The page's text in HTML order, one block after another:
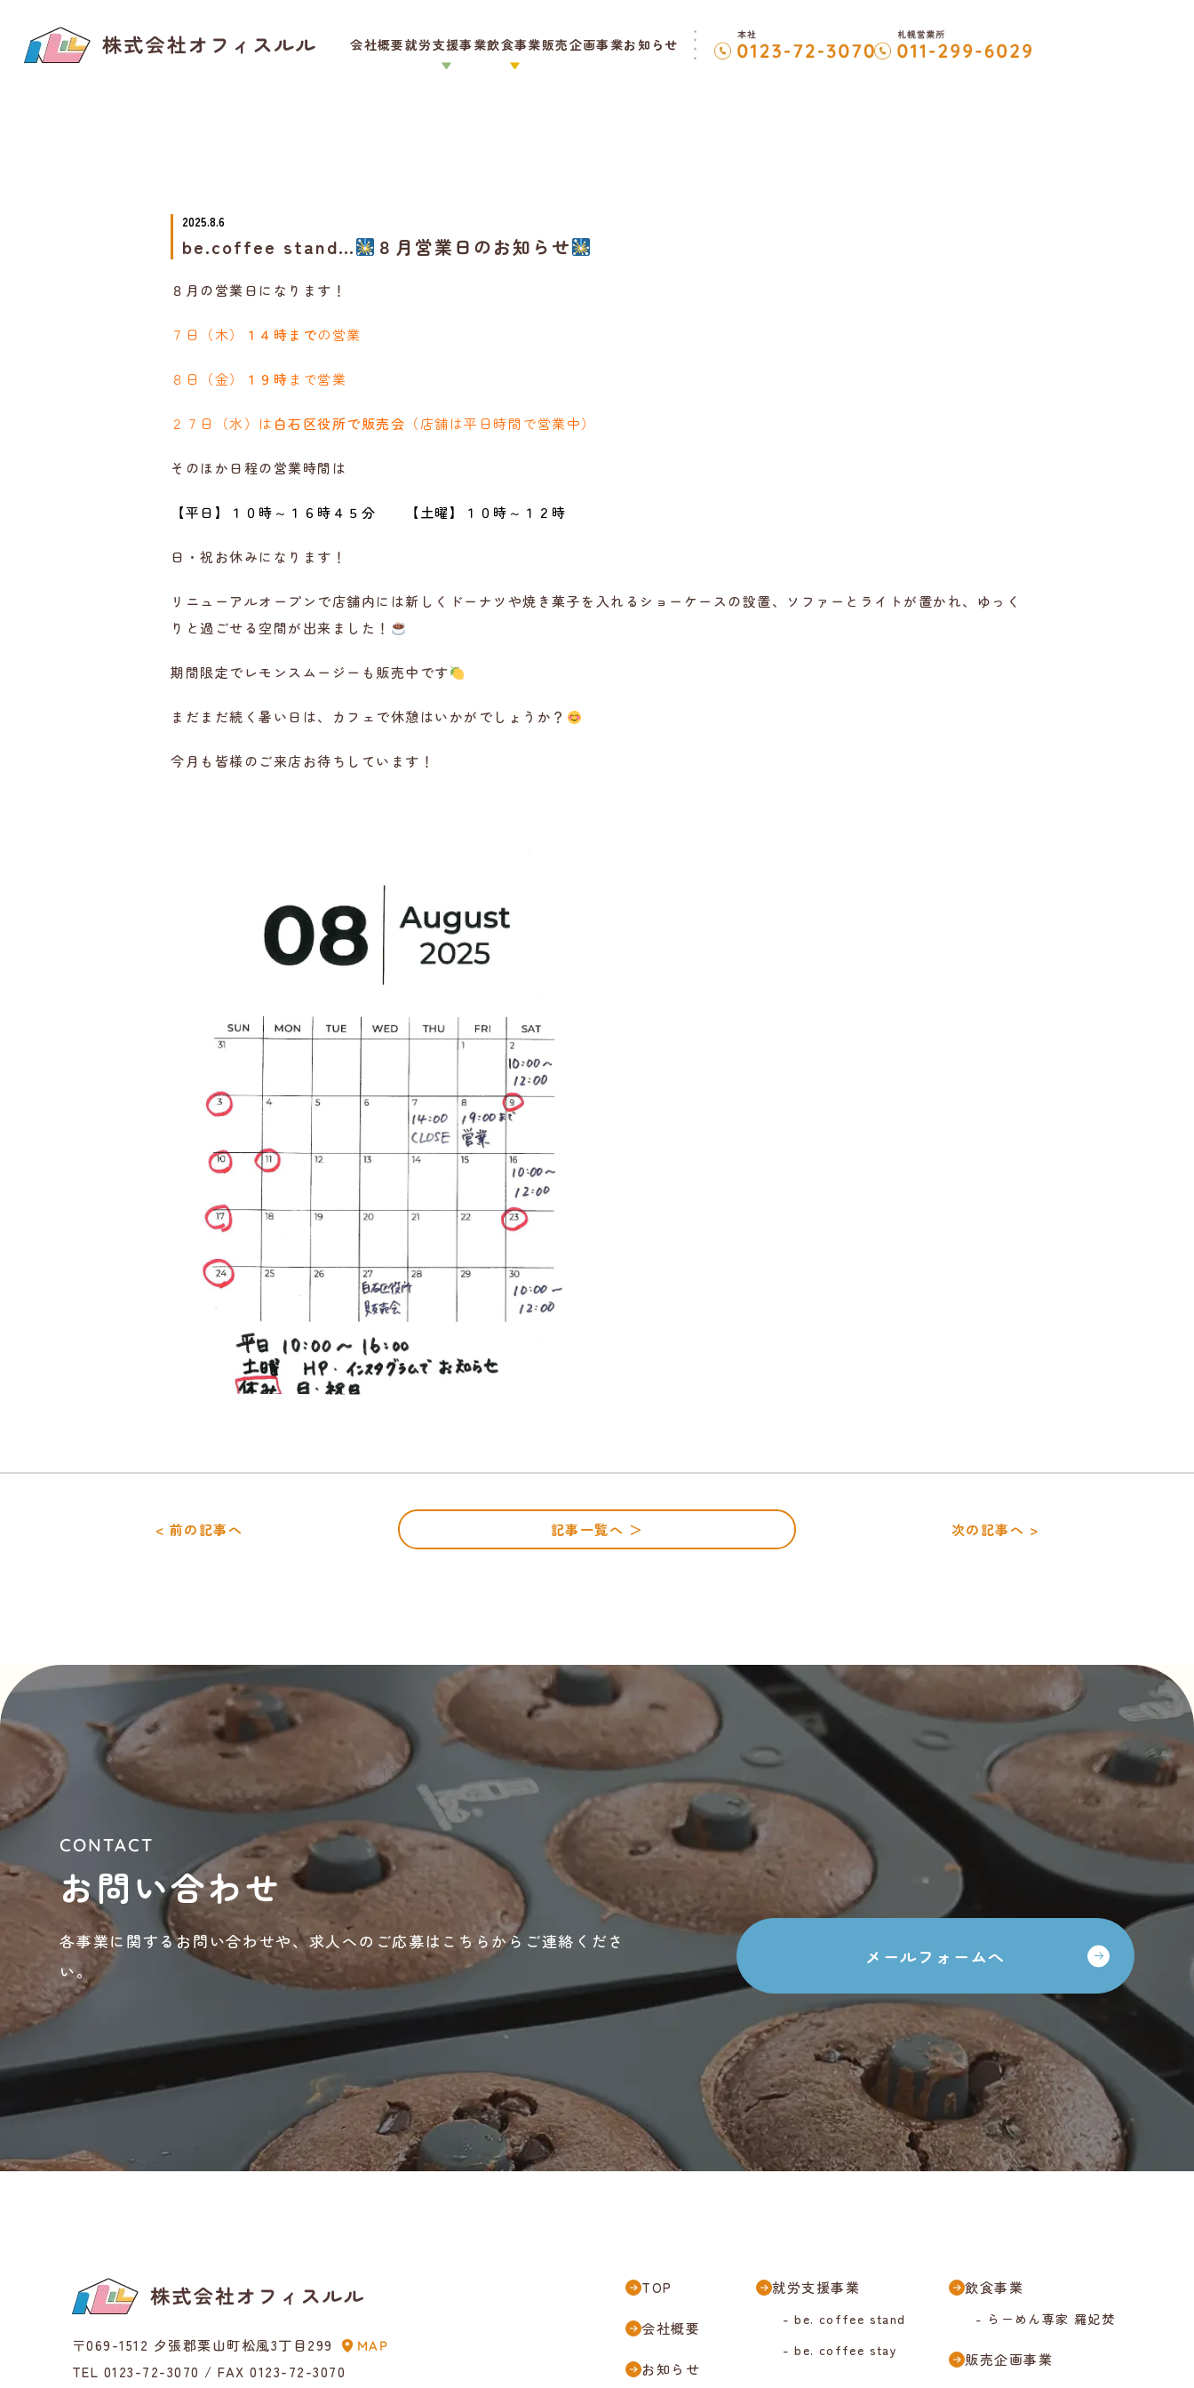
会社概要就労支援事業飲食事業販売企画事業お知らせ
2025.8.6
be.coffee stand… ８月営業日のお知らせ
８月の営業日になります！
７日（木） １４時までの営業
８日（金） １９時 まで営業
２７日（水）は 白石区役所で販売会 （店舗は平日時間で営業中）
そのほか日程の営業時間は
【平日】１０時～１６時４５分 【土曜】１０時～１２時
日・祝お休みになります！
リニューアルオープンで店舗内には新しくドーナツや焼き菓子を入れるショーケースの設置、ソファーとライトが置かれ、ゆっく
りと過ごせる空間が出来ました！
期間限定でレモンスムージーも販売中です
まだまだ続く暑い日は、カフェで休憩はいかがでしょうか？
今月も皆様のご来店お待ちしています！
< 前の記事へ 記事一覧へ ＞ 次の記事へ >
CONTACT
お問い合わせ
各事業に関するお問い合わせや、求人へのご応募はこちらからご連絡くださ
い。
メールフォームへ
〒069-1512 夕張郡栗山町松風3丁目299 MAP
TEL 0123-72-3070 / FAX 0123-72-3070
TOP
会社概要
お知らせ
就労支援事業
- be. coffee stand
- be. coffee stay
飲食事業
- らーめん専家 羅妃焚
販売企画事業